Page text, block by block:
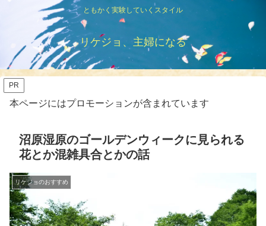
ともかく実験していくスタイル
リケジョ、主婦になる
PR
本ページにはプロモーションが含まれています
沼原湿原のゴールデンウィークに見られる
花とか混雑具合とかの話
リケジョのおすすめ